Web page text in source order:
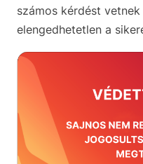
számos kérdést
elengedhetetlen a